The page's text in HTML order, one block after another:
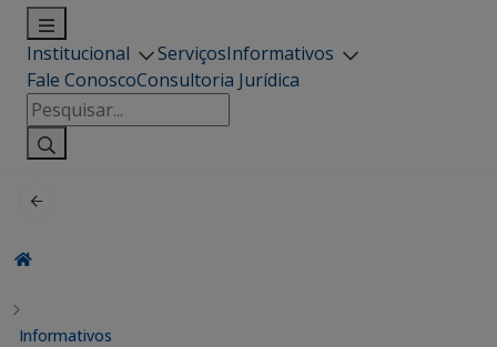
Institucional ServiçosInformativos
Fale ConoscoConsultoria Jurídica
Pesquisar
por:
Informativos